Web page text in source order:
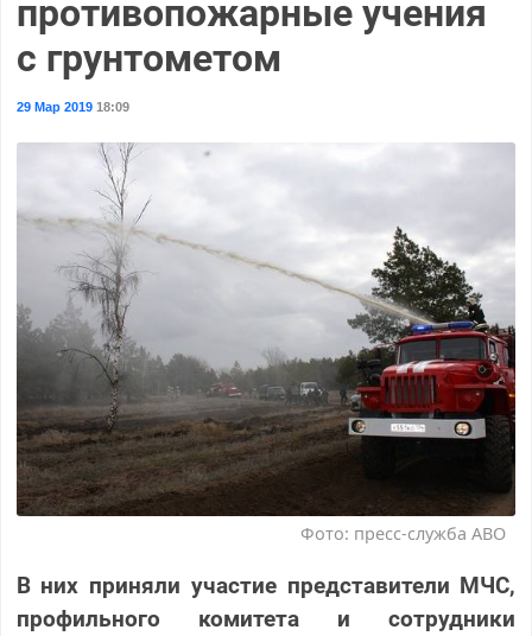
противопожарные учения
с грунтометом
29 Мар 201918:09
Фото: пресс-служба АВО
В них приняли участие представители МЧС,
профильного комитета и сотрудники